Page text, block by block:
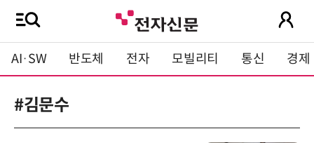
AI·SW 반도체 전자 모빌리티 통신 경제
#김문수